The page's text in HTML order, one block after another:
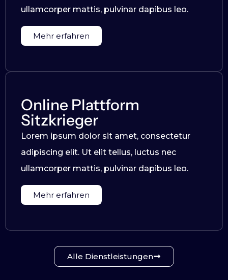
ullamcorper mattis, pulvinar dapibus leo.
Mehr erfahren
Online Plattform
Sitzkrieger
Lorem ipsum dolor sit amet, consectetur
adipiscing elit. Ut elit tellus, luctus nec
ullamcorper mattis, pulvinar dapibus leo.
Mehr erfahren
Alle Dienstleistungen